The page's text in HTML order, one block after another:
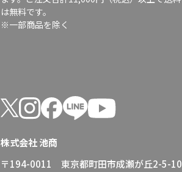
は無料です。
※一部商品を除く
株式会社 池商
〒194-0011 東京都町田市成瀬が丘2-5-10